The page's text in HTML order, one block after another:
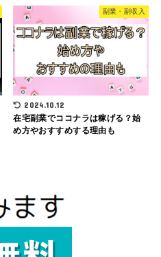
副業・副収入
2024.10.12
在宅副業でココナラは稼げる？始
め方やおすすめする理由も